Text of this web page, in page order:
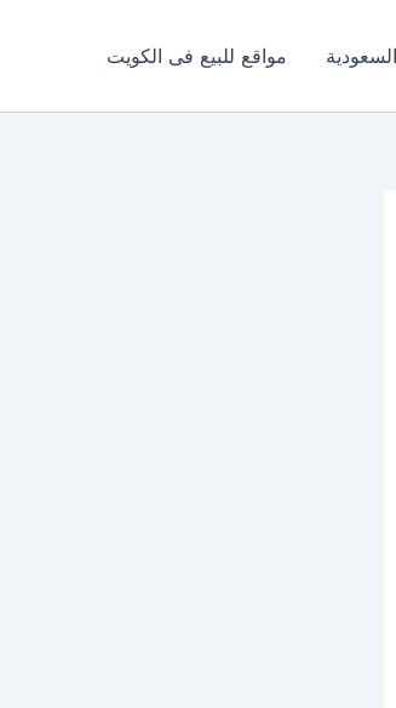
مواقع للبيع فى الكويت